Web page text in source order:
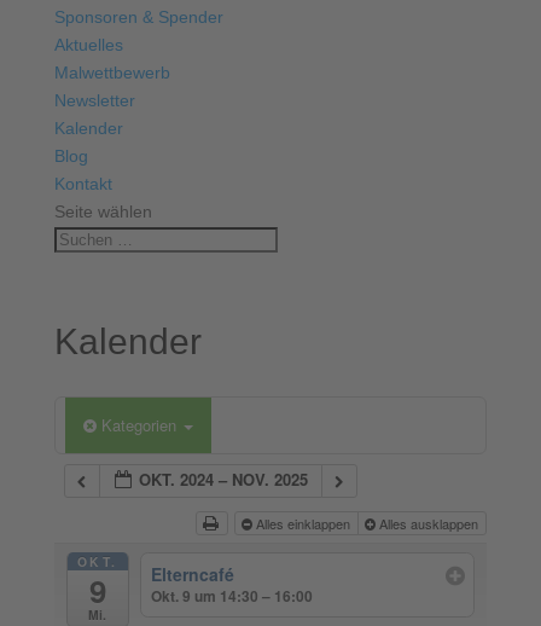
Sponsoren & Spender
Aktuelles
Malwettbewerb
Newsletter
Kalender
Blog
Kontakt
Seite wählen
Kalender
Kategorien
OKT. 2024 – NOV. 2025
Alles einklappen Alles ausklappen
OKT.
9
Mi.
Elterncafé
Okt. 9 um 14:30 – 16:00